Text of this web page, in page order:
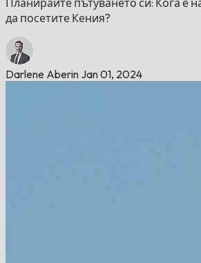
да посетите Кения?
Darlene Aberin Jan 01, 2024